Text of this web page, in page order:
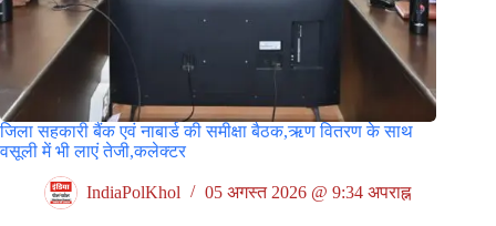
जिला सहकारी बैंक एवं नाबार्ड की समीक्षा बैठक,ऋण वितरण के साथ
वसूली में भी लाएं तेजी,कलेक्टर
IndiaPolKhol 05 अगस्त 2026 @ 9:34 अपराह्न